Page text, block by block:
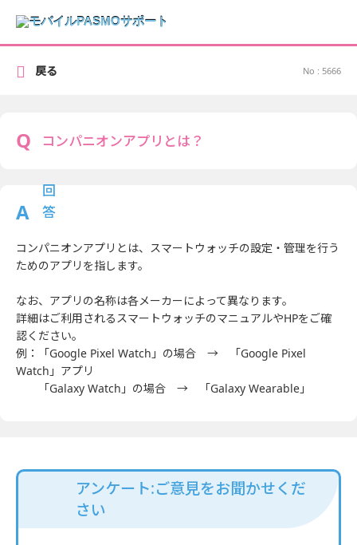
No : 5666
コンパニオンアプリとは？
コンパニオンアプリとは、スマートウォッチの設定・管理を行う
ためのアプリを指します。
なお、アプリの名称は各メーカーによって異なります。
詳細はご利用されるスマートウォッチのマニュアルやHPをご確
認ください。
例：「Google Pixel Watch」の場合 → 「Google Pixel
Watch」アプリ
「Galaxy Watch」の場合 → 「Galaxy Wearable」
戻る
アンケート:ご意見をお聞かせくだ
さい